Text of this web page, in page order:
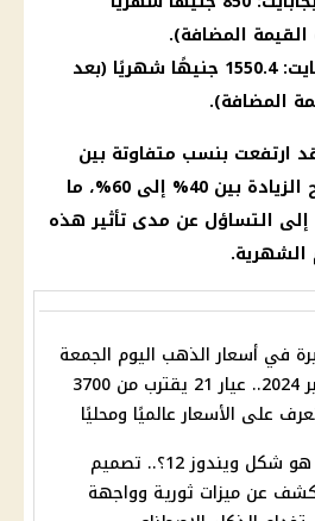
المضافة).
باقة سوبر 1 تيرابايت: 1550.4 جنيهًا شهريًا (بعد
المضافة).
ارتفعت بنسب متفاوتة بين
، لتتراوح الزيادة بين 40% إلى 60%، ما
إلى التساؤل عن مدى تأثير هذه
الشهرية.
في أسعار الذهب اليوم الجمعة
6 ديسمبر 2024.. عيار 21 يقترب من 3700
على الأسعار عالميًا ومحليًا
هل هذا هو شكل ويندوز 12؟.. تصميم
عن ميزات ثورية وواجهة